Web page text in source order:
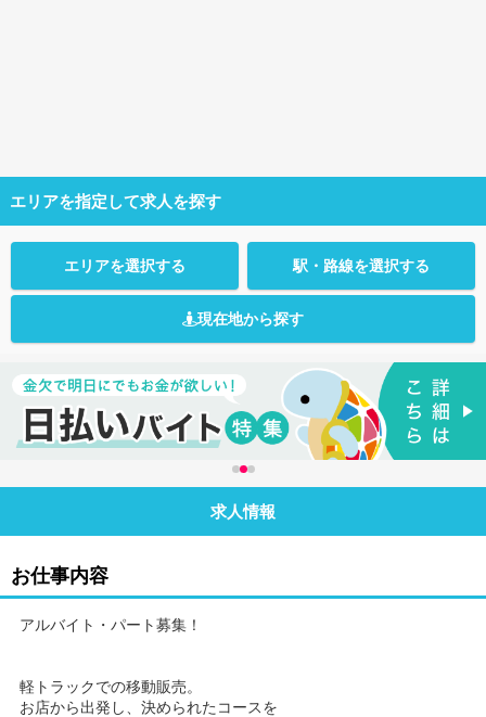
エリアを指定して求人を探す
エリアを選択する 駅・路線を選択する
現在地から探す
求人情報
お仕事内容
アルバイト・パート募集！
軽トラックでの移動販売。
お店から出発し、決められたコースを